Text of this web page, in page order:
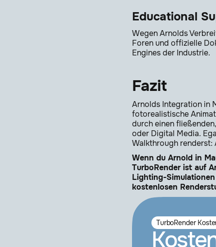
Educational
Wegen Arnolds
Foren und offizielle
Engines der Industrie.
Fazit
Arnolds Integration in
fotorealistische
durch einen
oder Digital Media.
Walkthrough renderst:
Wenn du Arnold in
TurboRender ist auf
Lighting-
kostenlosen
TurboRender